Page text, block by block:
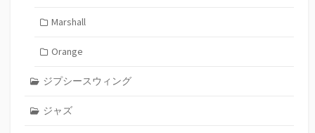
Marshall
Orange
ジプシースウィング
ジャズ